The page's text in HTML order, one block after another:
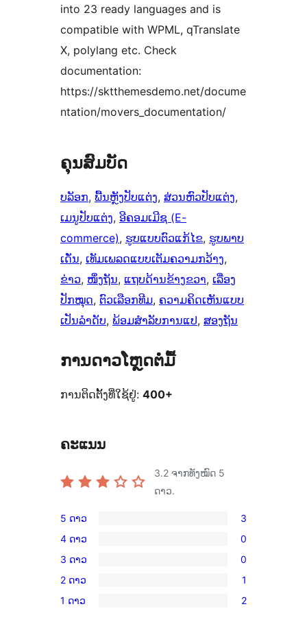
into 23 ready languages and is
compatible with WPML, qTranslate
X, polylang etc. Check
documentation:
https://sktthemesdemo.net/docume
ntation/movers_documentation/
ຄຸນສົມບັດ
ບລັອກ, ພື້ນຫຼັງປັບແຕ່ງ, ສ່ວນຫົວປັບແຕ່ງ
ເມນູປັບແຕ່ງ, ອີຄອມເມີຊ (E-
commerce), ຮູບແບບຕົວແກ້ໄຂ, ຮູບພາບ
ເດັ່ນ, ເທັມເພລດແບບເຕັມຄວາມກວ້າງ
ຂ່າວ, ໜຶ່ງຖັນ, ແຖບດ້ານຂ້າງຂວາ, ເລື່ອງ
ປັກໝຸດ, ຕົວເລືອກທີມ, ຄວາມຄິດເຫັນແບບ
ເປັນລຳດັບ, ພ້ອມສຳລັບການແປ, ສອງຖັນ
ການດາວໂຫຼດຕໍ່ມື້
ການຕິດຕັ້ງທີ່ໃຊ້ຢູ່: 400+
ຄະແນນ
3.2 ຈາກທັງໝົດ 5
ດາວ.
ການ
ວິຈານ
5
ດາວ
ຈຳນວນ
5 ດາວ 3
ການ
ວິຈານ
4
ດາວ
4 ດາວ 0
ການ
ວິຈານ
3
3 ດາວ 0
ການ
ວິຈານ
2 ດາວ 1
ການ
1 ດາວ 2